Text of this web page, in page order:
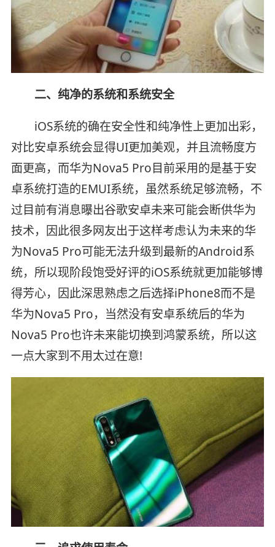
二、纯净的系统和系统安全
iOS系统的确在安全性和纯净性上更加出彩，
对比安卓系统会显得UI更加美观，并且流畅度方
面更高，而华为Nova5 Pro目前采用的是基于安
卓系统打造的EMUI系统，虽然系统足够流畅，不
过目前有消息曝出谷歌安卓未来可能会断供华为
技术，因此很多网友出于这样考虑认为未来的华
为Nova5 Pro可能无法升级到最新的Android系
统，所以现阶段饱受好评的iOS系统就更加能够博
得芳心，因此深思熟虑之后选择iPhone8而不是
华为Nova5 Pro，当然没有安卓系统后的华为
Nova5 Pro也许未来能切换到鸿蒙系统，所以这
一点大家到不用太过在意!